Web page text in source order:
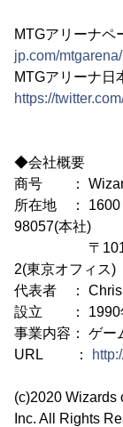
MTGアリーナペ
jp.com/mtgarena/
MTGアリーナ日
https://
◆会社概要
商号 ：
所在地 ： 1600
98057(本社)
〒101-0041
2(東京オフィス)
代表者 ： Chris
設立 ： 1990
事業内容： ゲー
URL ：
(c)2020 Wizards
Inc. All Rights